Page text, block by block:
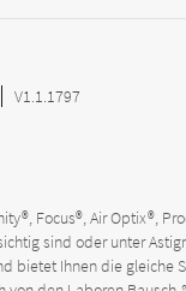
V1.1.1797
Focus®, Air Optix®,
sind oder unter
bietet Ihnen die gleiche